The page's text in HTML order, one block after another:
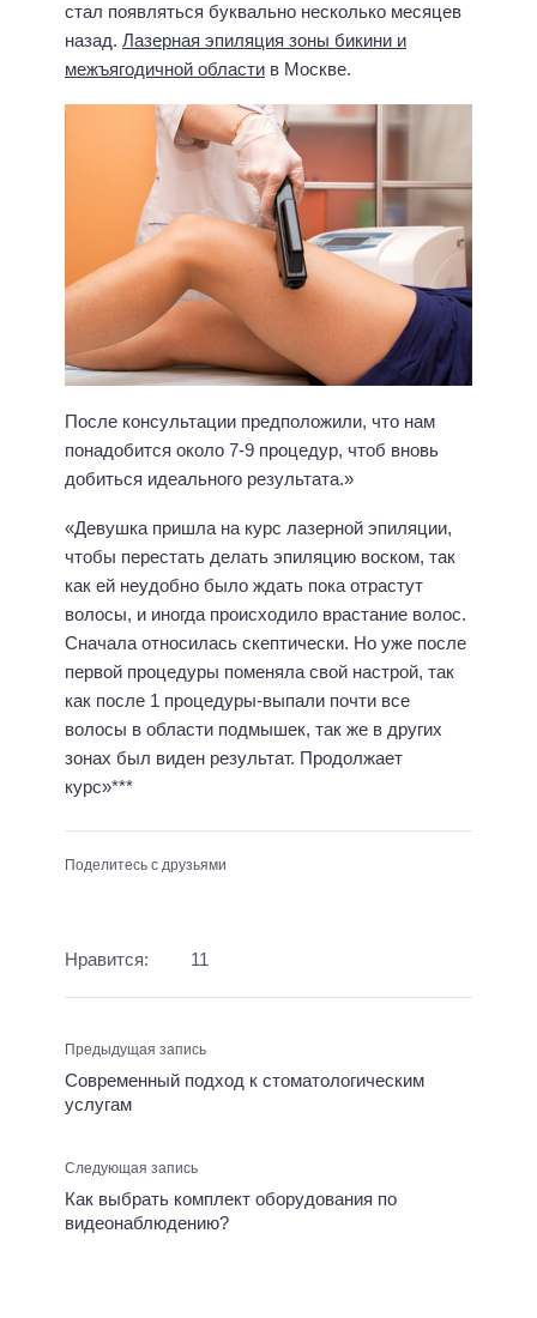
стал появляться буквально несколько месяцев
назад. Лазерная эпиляция зоны бикини и
межъягодичной области в Москве.
После консультации предположили, что нам
понадобится около 7-9 процедур, чтоб вновь
добиться идеального результата.»
«Девушка пришла на курс лазерной эпиляции,
чтобы перестать делать эпиляцию воском, так
как ей неудобно было ждать пока отрастут
волосы, и иногда происходило врастание волос.
Сначала относилась скептически. Но уже после
первой процедуры поменяла свой настрой, так
как после 1 процедуры-выпали почти все
волосы в области подмышек, так же в других
зонах был виден результат. Продолжает
курс»***
Поделитесь с друзьями
Нравится: 11
Предыдущая запись
Современный подход к стоматологическим
услугам
Следующая запись
Как выбрать комплект оборудования по
видеонаблюдению?